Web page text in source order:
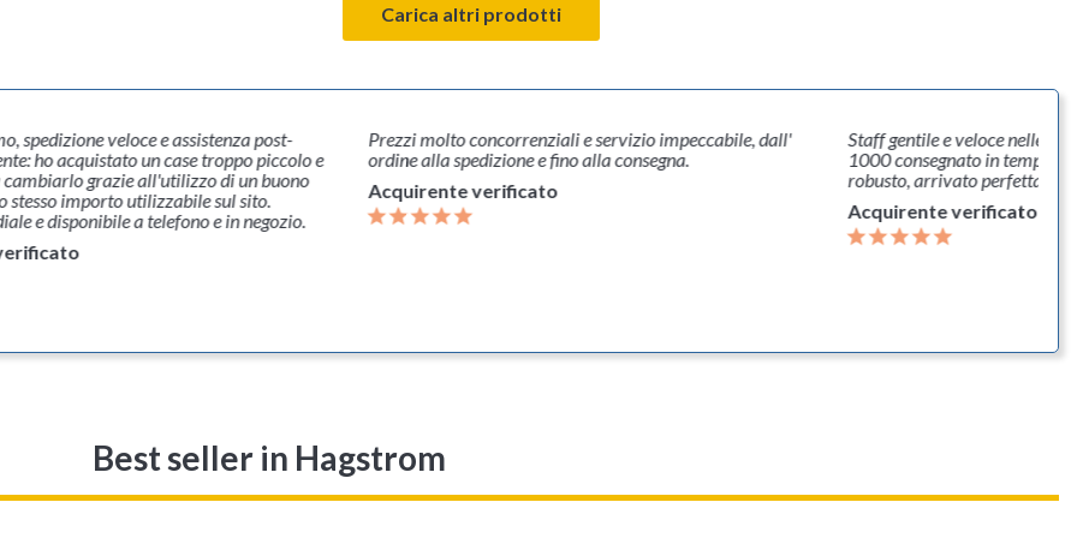
Carica altri prodotti
spedizione veloce e assistenza post-
ho acquistato un case troppo piccolo e
cambiarlo grazie all'utilizzo di un buono
stesso importo utilizzabile sul sito.
e disponibile a telefono e in negozio.
Prezzi molto concorrenziali e servizio impeccabile, dall'
ordine alla spedizione e fino alla consegna.
Acquirente verificato
Staff gentile e veloce nelle
1000 consegnato in tempi
robusto, arrivato
Acquirente verificato
Best seller in Hagstrom